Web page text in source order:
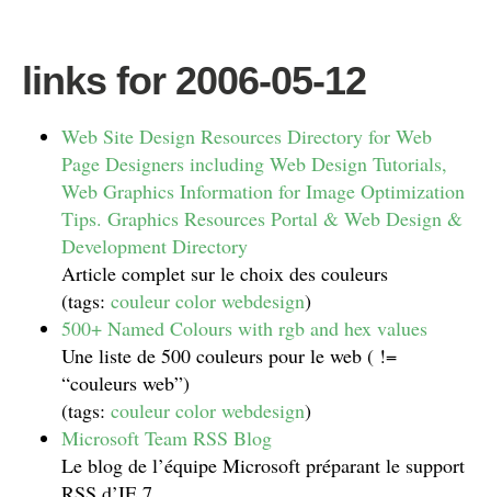
links for 2006-05-12
Web Site Design Resources Directory for Web
Page Designers including Web Design Tutorials,
Web Graphics Information for Image Optimization
Tips. Graphics Resources Portal & Web Design &
Development Directory
Article complet sur le choix des couleurs
(tags: couleur color webdesign)
500+ Named Colours with rgb and hex values
Une liste de 500 couleurs pour le web ( !=
“couleurs web”)
(tags: couleur color webdesign)
Microsoft Team RSS Blog
Le blog de l’équipe Microsoft préparant le support